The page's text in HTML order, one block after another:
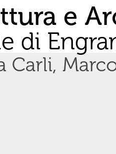
e
di
Carli,